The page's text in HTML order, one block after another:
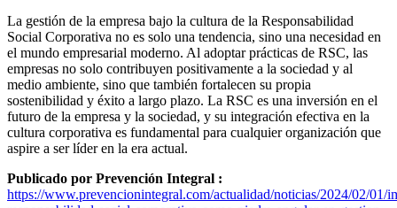
La gestión de la empresa bajo la cultura de la Responsabilidad
Social Corporativa no es solo una tendencia, sino una necesidad en
el mundo empresarial moderno. Al adoptar prácticas de RSC, las
empresas no solo contribuyen positivamente a la sociedad y al
medio ambiente, sino que también fortalecen su propia
sostenibilidad y éxito a largo plazo. La RSC es una inversión en el
futuro de la empresa y la sociedad, y su integración efectiva en la
cultura corporativa es fundamental para cualquier organización que
aspire a ser líder en la era actual.
Publicado por Prevención Integral :
https://www.prevencionintegral.com/actualidad/noticias/2024/02/01/